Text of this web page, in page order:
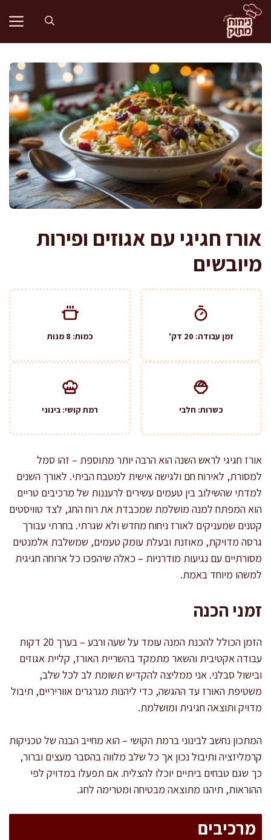
לדלג
לתוכן
אורז חגיגי עם אגוזים ופירות
מיובשים
זמן עבודה: 20 דק' כמות: 8 מנות
כשרות: חלבי רמת קושי: בינוני
אורז חגיגי לראש השנה הוא הרבה יותר מתוספת – זהו סמל
למסורת, לאירוח חם ולגישה אישית למטבח הביתי. לאורך השנים
למדתי שהשילוב בין טעמים עשירים לרעננות של מרכיבים טריים
הוא המפתח למנה מושלמת שמכבדת את רוח החג, לצד טוויסטים
קטנים שמעניקים לאורז ניחוח מחדש ולא שגרתי. בחרתי עבורך
גרסה מדויקת, מאוזנת ובעלת עומק טעמים, שמשלבת אלמנטים
מסורתיים עם נגיעות מודרניות – כאלה שיהפכו כל ארוחה חגיגית
למשהו מיוחד באמת.
זמני הכנה
הזמן הכולל להכנת המנה עומד על שעה ורבע – בערך 20 דקות
עבודה אקטיבית והשאר מתמקד בהשריית האורז, קליית אגוזים
ובישול סבלני. אני ממליצה להקדיש תשומת לב לכל שלב,
משטיפת האורז עד ההגשה, כדי ליהנות מגרגרים אווריריים, תיבול
מדויק ותוצאה חגיגית ומושלמת.
המתכון נחשב לבינוני ברמת הקושי – הוא מחייב הבנה של טכניקות
קרמליזציה ותיבול נכון אך כל שלב מלווה בהסבר מעצים וברור,
כך שגם טבחים ביתיים יוכלו להצליח. אם תפעלו במדויק לפי
ההוראות, תיהנו מתוצאה מבטיחה ומטרימה לחג.
מרכיבים